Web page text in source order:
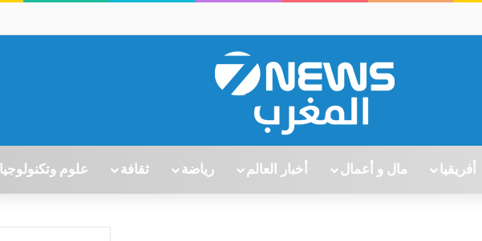
أفريقيا مال و أعمال أخبار العالم رياضة ثقافة علوم وتكنولوجيا